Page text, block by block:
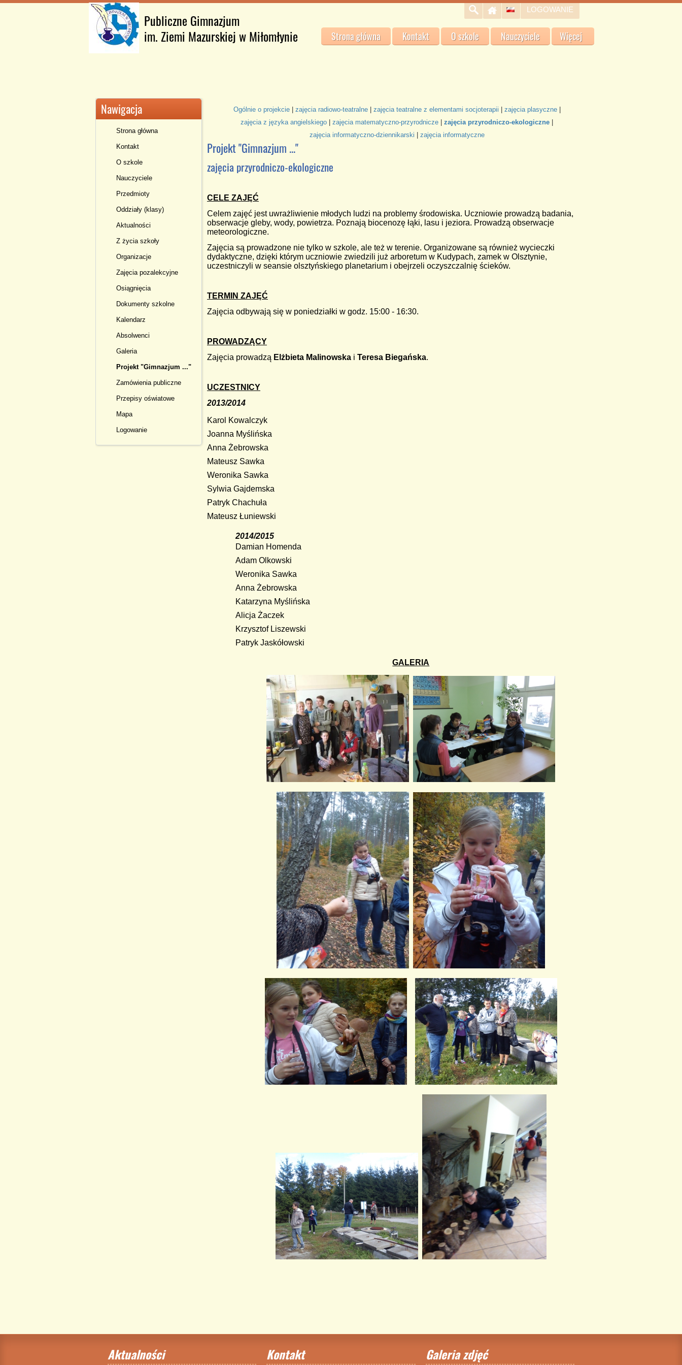
LOGOWANIE
Publiczne Gimnazjum
im. Ziemi Mazurskiej w Miłomłynie
Strona główna Kontakt O szkole Nauczyciele Więcej
Nawigacja
Strona główna
Kontakt
O szkole
Nauczyciele
Przedmioty
Oddziały (klasy)
Aktualności
Z życia szkoły
Organizacje
Zajęcia pozalekcyjne
Osiągnięcia
Dokumenty szkolne
Kalendarz
Absolwenci
Galeria
Projekt "Gimnazjum ..."
Zamówienia publiczne
Przepisy oświatowe
Mapa
Logowanie
Ogólnie o projekcie| zajęcia radiowo-teatralne| zajęcia teatralne z elementami socjoterapii zajęcia plasyczne|
zajęcia z języka angielskiego
zajęcia matematyczno-przyrodnicze zajęcia przyrodniczo-ekologiczne
zajęcia informatyczno-dziennikarski
zajęcia informatyczne
Projekt "Gimnazjum ..."
zajęcia przyrodniczo-ekologiczne
CELE ZAJĘĆ
Celem zajęć jest uwrażliwienie młodych ludzi na problemy środowiska. Uczniowie prowadzą badania,
obserwacje gleby, wody, powietrza. Poznają biocenozę łąki, lasu i jeziora. Prowadzą obserwacje
meteorologiczne.
Zajęcia są prowadzone nie tylko w szkole, ale też w terenie. Organizowane są również wycieczki
dydaktyczne, dzięki którym uczniowie zwiedzili już arboretum w Kudypach, zamek w Olsztynie,
uczestniczyli w seansie olsztyńskiego planetarium i obejrzeli oczyszczalnię ścieków.
TERMIN ZAJĘĆ
Zajęcia odbywają się w poniedziałki w godz. 15:00 - 16:30.
PROWADZĄCY
Zajęcia prowadzą Elżbieta Malinowska i Teresa Biegańska.
UCZESTNICY
2013/2014
Karol Kowalczyk
Joanna Myślińska
Anna Żebrowska
Mateusz Sawka
Weronika Sawka
Sylwia Gajdemska
Patryk Chachuła
Mateusz Łuniewski
2014/2015
Damian Homenda
Adam Olkowski
Weronika Sawka
Anna Żebrowska
Katarzyna Myślińska
Alicja Żaczek
Krzysztof Liszewski
Patryk Jaskółowski
GALERIA
Aktualności Kontakt Galeria zdjęć